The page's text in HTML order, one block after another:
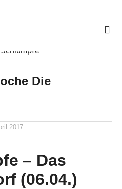
Die
2017
– Das
(06.04.)